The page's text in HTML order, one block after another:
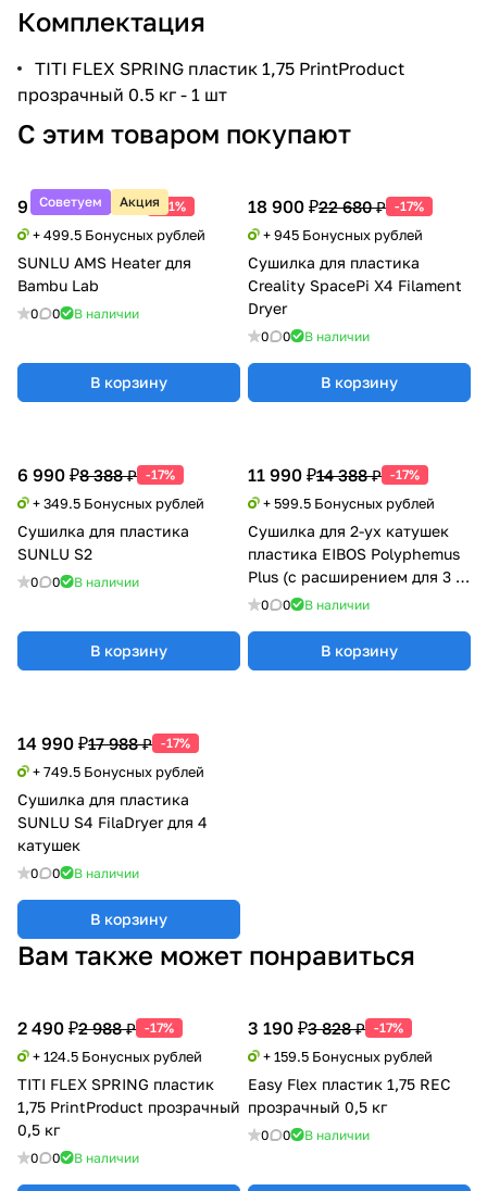
Комплектация
TITI FLEX SPRING пластик 1,75 PrintProduct
прозрачный 0.5 кг - 1 шт
С этим товаром покупают
Советуем Акция
9 990 ₽20 388 ₽ -51%
+ 499.5 Бонусных рублей
SUNLU AMS Heater для
Bambu Lab
0 0 В наличии
В корзину
18 900 ₽22 680 ₽ -17%
+ 945 Бонусных рублей
Сушилка для пластика
Creality SpacePi X4 Filament
Dryer
0 0 В наличии
В корзину
6 990 ₽8 388 ₽ -17%
+ 349.5 Бонусных рублей
Сушилка для пластика
SUNLU S2
0 0 В наличии
В корзину
11 990 ₽14 388 ₽ -17%
+ 599.5 Бонусных рублей
Сушилка для 2-ух катушек
пластика EIBOS Polyphemus
Plus (с расширением для 3 кг
катушки)
0 0 В наличии
В корзину
14 990 ₽17 988 ₽ -17%
+ 749.5 Бонусных рублей
Сушилка для пластика
SUNLU S4 FilaDryer для 4
катушек
0 0 В наличии
В корзину
Вам также может понравиться
2 490 ₽2 988 ₽ -17%
+ 124.5 Бонусных рублей
TITI FLEX SPRING пластик
1,75 PrintProduct прозрачный
0,5 кг
0 0 В наличии
3 190 ₽3 828 ₽ -17%
+ 159.5 Бонусных рублей
Easy Flex пластик 1,75 REC
прозрачный 0,5 кг
0 0 В наличии